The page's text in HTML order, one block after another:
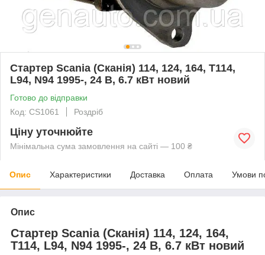
Стартер Scania (Сканія) 114, 124, 164, T114,
L94, N94 1995-, 24 В, 6.7 кВт новий
Готово до відправки
Код: CS1061
Роздріб
Ціну уточнюйте
Мінімальна сума замовлення на сайті — 100 ₴
Опис Характеристики Доставка Оплата Умови
Опис
Стартер Scania (Сканія) 114, 124, 164,
T114, L94, N94 1995-, 24 В, 6.7 кВт новий